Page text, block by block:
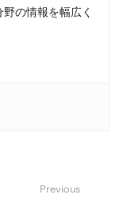
の情報を幅広く
Previous